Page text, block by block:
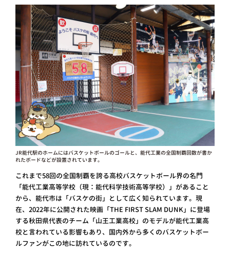
JR能代駅のホームにはバスケットボールのゴールと、能代工業の全国制覇回数が書か
れたボードなどが設置されています。
これまで58回の全国制覇を誇る高校バスケットボール界の名門
「能代工業高等学校（現：能代科学技術高等学校）」があること
から、能代市は「バスケの街」として広く知られています。現
在、2022年に公開された映画「THE FIRST SLAM DUNK」に登場
する秋田県代表のチーム「山王工業高校」のモデルが能代工業高
校と言われている影響もあり、国内外から多くのバスケットボー
ルファンがこの地に訪れているのです。